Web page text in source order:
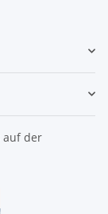
auf der